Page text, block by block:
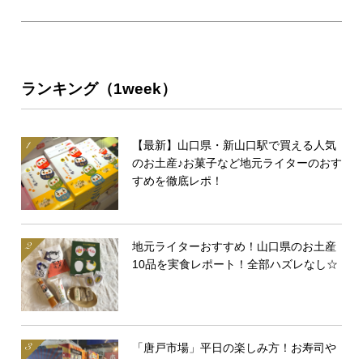
します♪※今回は営業時間前に特別に取材をさせて
ランキング（1week）
【最新】山口県・新山口駅で買える人気
のお土産♪お菓子など地元ライターのおす
すめを徹底レポ！
地元ライターおすすめ！山口県のお土産
10品を実食レポート！全部ハズレなし☆
「唐戸市場」平日の楽しみ方！お寿司や